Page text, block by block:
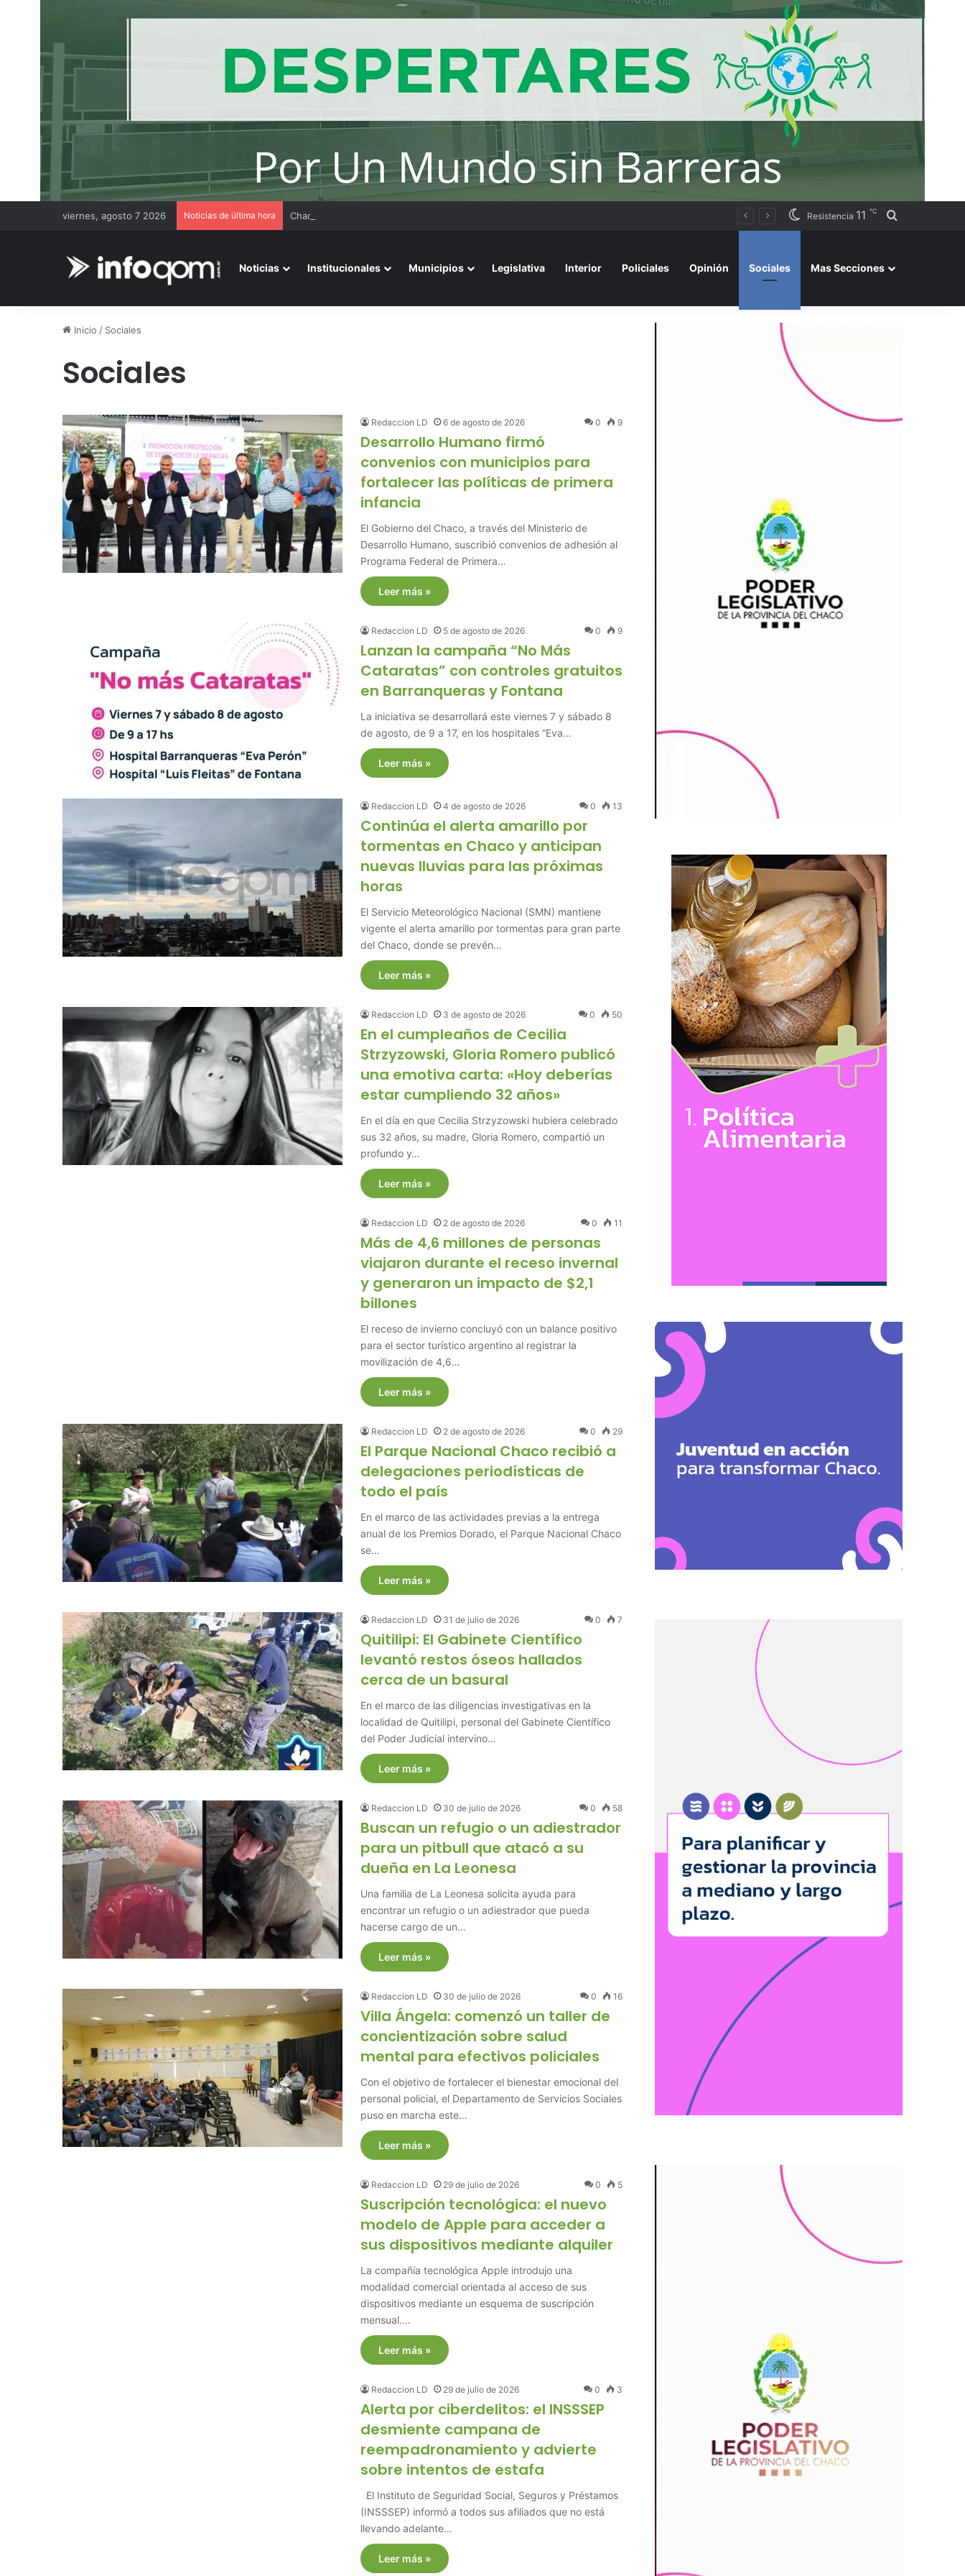
viernes, agosto 7 2026 Noticias de última hora Chaco convoca a emprendedores locales para competir en «Emprendimiento Argentino 2026» Resistencia 11 ℃ Buscar por
Noticias Institucionales Municipios Legislativa Interior Policiales Opinión Sociales Mas Secciones
Inicio / Sociales
Sociales
Redaccion LD 6 de agosto de 2026 0 9
Desarrollo Humano firmó
convenios con municipios para
fortalecer las políticas de primera
infancia
El Gobierno del Chaco, a través del Ministerio de
Desarrollo Humano, suscribió convenios de adhesión al
Programa Federal de Primera…
Leer más »
Redaccion LD 5 de agosto de 2026 0 9
Lanzan la campaña “No Más
Cataratas” con controles gratuitos
en Barranqueras y Fontana
La iniciativa se desarrollará este viernes 7 y sábado 8
de agosto, de 9 a 17, en los hospitales “Eva…
Leer más »
Redaccion LD 4 de agosto de 2026 0 13
Continúa el alerta amarillo por
tormentas en Chaco y anticipan
nuevas lluvias para las próximas
horas
El Servicio Meteorológico Nacional (SMN) mantiene
vigente el alerta amarillo por tormentas para gran parte
del Chaco, donde se prevén…
Leer más »
Redaccion LD 3 de agosto de 2026 0 50
En el cumpleaños de Cecilia
Strzyzowski, Gloria Romero publicó
una emotiva carta: «Hoy deberías
estar cumpliendo 32 años»
En el día en que Cecilia Strzyzowski hubiera celebrado
sus 32 años, su madre, Gloria Romero, compartió un
profundo y…
Leer más »
Redaccion LD 2 de agosto de 2026 0 11
Más de 4,6 millones de personas
viajaron durante el receso invernal
y generaron un impacto de $2,1
billones
El receso de invierno concluyó con un balance positivo
para el sector turístico argentino al registrar la
movilización de 4,6…
Leer más »
Redaccion LD 2 de agosto de 2026 0 29
El Parque Nacional Chaco recibió a
delegaciones periodísticas de
todo el país
En el marco de las actividades previas a la entrega
anual de los Premios Dorado, el Parque Nacional Chaco
se…
Leer más »
Redaccion LD 31 de julio de 2026 0 7
Quitilipi: El Gabinete Científico
levantó restos óseos hallados
cerca de un basural
En el marco de las diligencias investigativas en la
localidad de Quitilipi, personal del Gabinete Científico
del Poder Judicial intervino…
Leer más »
Redaccion LD 30 de julio de 2026 0 58
Buscan un refugio o un adiestrador
para un pitbull que atacó a su
dueña en La Leonesa
Una familia de La Leonesa solicita ayuda para
encontrar un refugio o un adiestrador que pueda
hacerse cargo de un…
Leer más »
Redaccion LD 30 de julio de 2026 0 16
Villa Ángela: comenzó un taller de
concientización sobre salud
mental para efectivos policiales
Con el objetivo de fortalecer el bienestar emocional del
personal policial, el Departamento de Servicios Sociales
puso en marcha este…
Leer más »
Redaccion LD 29 de julio de 2026 0 5
Suscripción tecnológica: el nuevo
modelo de Apple para acceder a
sus dispositivos mediante alquiler
La compañía tecnológica Apple introdujo una
modalidad comercial orientada al acceso de sus
dispositivos mediante un esquema de suscripción
mensual.…
Leer más »
Redaccion LD 29 de julio de 2026 0 3
Alerta por ciberdelitos: el INSSSEP
desmiente campana de
reempadronamiento y advierte
sobre intentos de estafa
El Instituto de Seguridad Social, Seguros y Préstamos
(INSSSEP) informó a todos sus afiliados que no está
llevando adelante…
Leer más »